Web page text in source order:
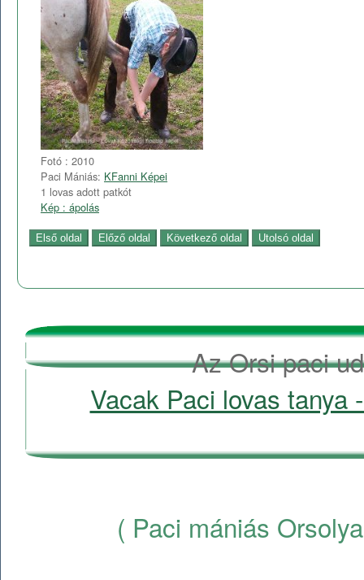
Fotó : 2010
Paci Mániás: KFanni Képei
1 lovas adott patkót
Kép : ápolás
Az Orsi paci
Vacak Paci lovas tanya
( Paci mániás